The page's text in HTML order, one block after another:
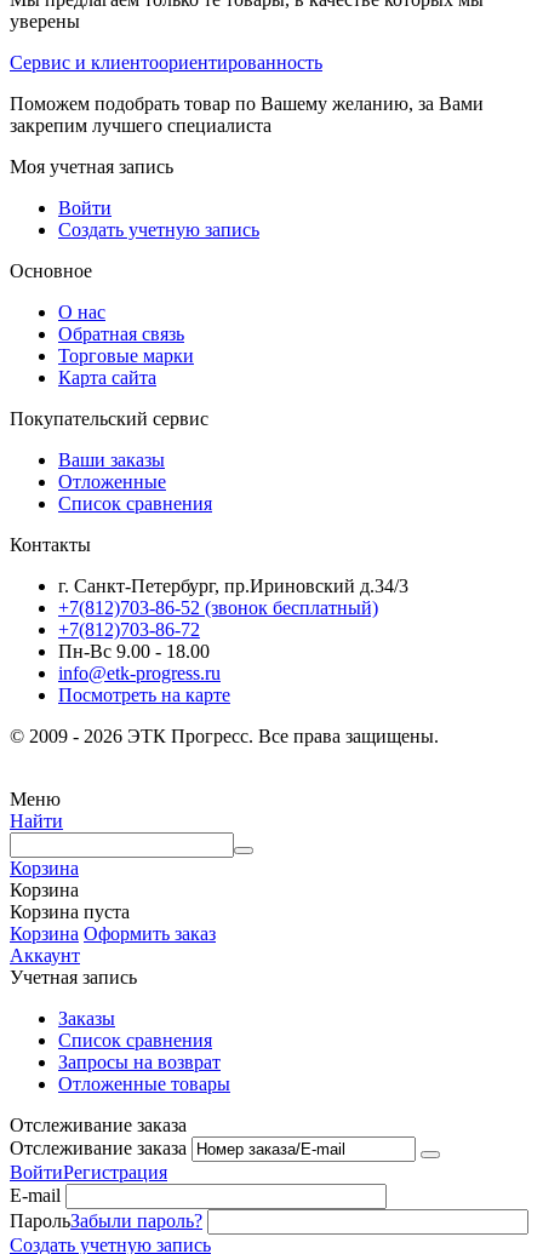
уверены
Сервис и клиентоориентированность
Поможем подобрать товар по Вашему желанию, за Вами
закрепим лучшего специалиста
Моя учетная запись
Войти
Создать учетную запись
Основное
О нас
Обратная связь
Торговые марки
Карта сайта
Покупательский сервис
Ваши заказы
Отложенные
Список сравнения
Контакты
г. Санкт-Петербург, пр.Ириновский д.34/3
+7(812)703-86-52 (звонок бесплатный)
+7(812)703-86-72
Пн-Вс 9.00 - 18.00
info@etk-progress.ru
Посмотреть на карте
© 2009 - 2026 ЭТК Прогресс. Все права защищены.
Меню
Найти
Корзина
Корзина
Корзина пуста
Корзина Оформить заказ
Аккаунт
Учетная запись
Заказы
Список сравнения
Запросы на возврат
Отложенные товары
Отслеживание заказа
Отслеживание заказа
ВойтиРегистрация
E-mail
ПарольЗабыли пароль?
Создать учетную запись